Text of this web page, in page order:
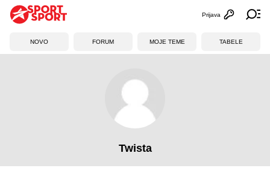
Otvori
Prijava
NOVO FORUM MOJE TEME TABELE
Twista